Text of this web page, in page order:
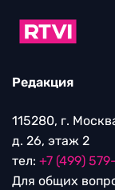
Редакция
115280, г.
д. 26, этаж 2
тел: +7 (499)
Для общих